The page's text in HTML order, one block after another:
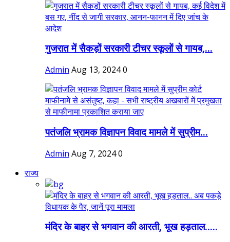
गुजरात में सैकड़ों सरकारी टीचर स्कूलों से गायब,...
Admin Aug 13, 20240
पतंजलि भ्रामक विज्ञापन विवाद मामले में सुप्रीम...
Admin Aug 7, 20240
राज्य
मंदिर के बाहर से भगवान की आरती, भूख हड़ताल.....